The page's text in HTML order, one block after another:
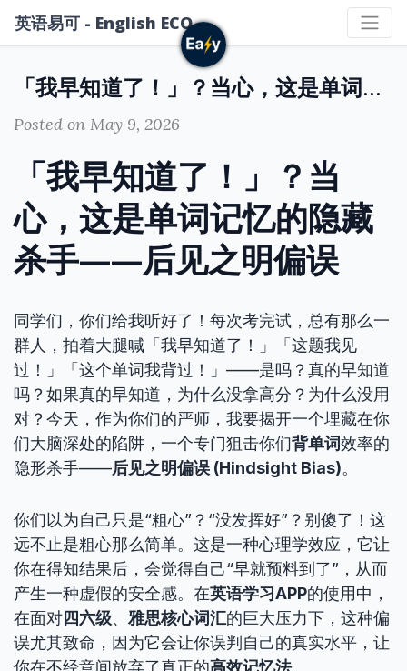
英语易可 - English ECO
「我早知道了！」？当心，这是单词记忆的隐藏杀手——后见之明偏误
Posted on May 9, 2026
「我早知道了！」？当
心，这是单词记忆的隐藏
杀手——后见之明偏误
同学们，你们给我听好了！每次考完试，总有那么一
群人，拍着大腿喊「我早知道了！」「这题我见
过！」「这个单词我背过！」——是吗？真的早知道
吗？如果真的早知道，为什么没拿高分？为什么没用
对？今天，作为你们的严师，我要揭开一个埋藏在你
们大脑深处的陷阱，一个专门狙击你们背单词效率的
隐形杀手——后见之明偏误 (Hindsight Bias)。
你们以为自己只是“粗心”？“没发挥好”？别傻了！这
远不止是粗心那么简单。这是一种心理学效应，它让
你在得知结果后，会觉得自己“早就预料到了”，从而
产生一种虚假的安全感。在英语学习APP的使用中，
在面对四六级、 雅思核心词汇的巨大压力下，这种偏
误尤其致命，因为它会让你误判自己的真实水平，让
你在不经意间放弃了真正的高效记忆法。